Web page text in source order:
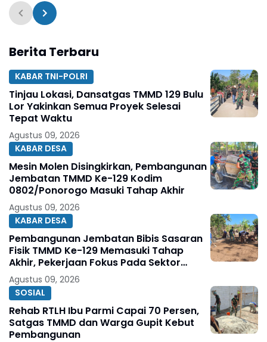
Berita Terbaru
KABAR TNI-POLRI
Tinjau Lokasi, Dansatgas TMMD 129 Bulu
Lor Yakinkan Semua Proyek Selesai
Tepat Waktu
Agustus 09, 2026
KABAR DESA
Mesin Molen Disingkirkan, Pembangunan
Jembatan TMMD Ke-129 Kodim
0802/Ponorogo Masuki Tahap Akhir
Agustus 09, 2026
KABAR DESA
Pembangunan Jembatan Bibis Sasaran
Fisik TMMD Ke-129 Memasuki Tahap
Akhir, Pekerjaan Fokus Pada Sektor
Pendukung Jembatan
Agustus 09, 2026
SOSIAL
Rehab RTLH Ibu Parmi Capai 70 Persen,
Satgas TMMD dan Warga Gupit Kebut
Pembangunan